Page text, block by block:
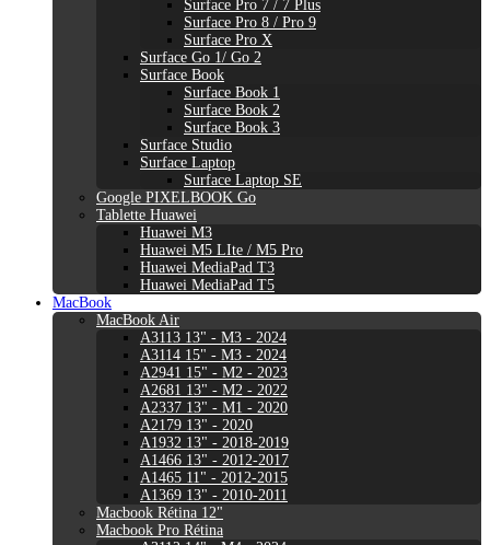
Surface Pro 7 / 7 Plus
Surface Pro 8 / Pro 9
Surface Pro X
Surface Go 1/ Go 2
Surface Book
Surface Book 1
Surface Book 2
Surface Book 3
Surface Studio
Surface Laptop
Surface Laptop SE
Google PIXELBOOK Go
Tablette Huawei
Huawei M3
Huawei M5 LIte / M5 Pro
Huawei MediaPad T3
Huawei MediaPad T5
MacBook
MacBook Air
A3113 13" - M3 - 2024
A3114 15" - M3 - 2024
A2941 15" - M2 - 2023
A2681 13" - M2 - 2022
A2337 13" - M1 - 2020
A2179 13" - 2020
A1932 13" - 2018-2019
A1466 13" - 2012-2017
A1465 11" - 2012-2015
A1369 13" - 2010-2011
Macbook Rétina 12"
Macbook Pro Rétina